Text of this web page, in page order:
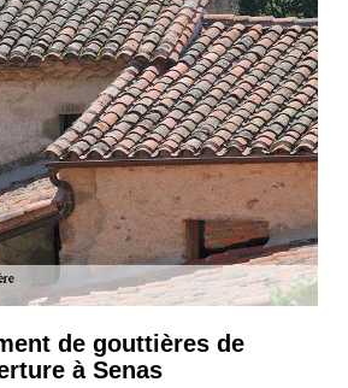
de gouttières de
à Senas